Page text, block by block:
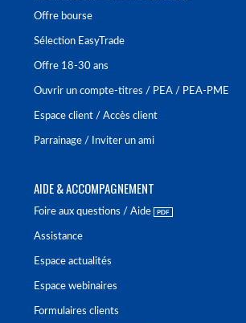
Offre bourse
Sélection EasyTrade
Offre 18-30 ans
Ouvrir un compte-titres / PEA / PEA-PME
Espace client / Accès client
Parrainage / Inviter un ami
AIDE & ACCOMPAGNEMENT
Foire aux questions / Aide
Assistance
Espace actualités
Espace webinaires
Formulaires clients